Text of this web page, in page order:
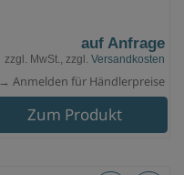
auf Anfrage
zzgl. MwSt., zzgl. Versandkosten
→ Anmelden für Händlerpreise
Zum Produkt